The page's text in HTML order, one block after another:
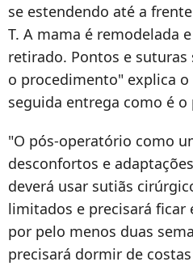
se estendendo até a
T. A mama é remodelada
retirado. Pontos e
o procedimento" explica
seguida entrega como é
"O pós-operatório como
desconfortos e
deverá usar sutiãs
limitados e precisará ficar
por pelo menos duas
precisará dormir de